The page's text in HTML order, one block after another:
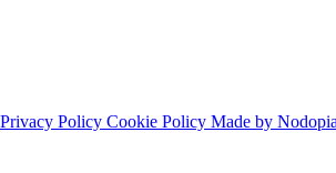
Privacy Policy Cookie Policy Made by